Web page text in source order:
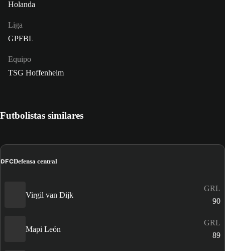
Holanda
Liga
GPFBL
Equipo
TSG Hoffenheim
Futbolistas similares
DFCDefensa central
Virgil van Dijk
GRL
90
Mapi León
GRL
89